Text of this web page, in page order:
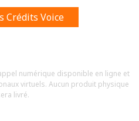
nos meilleures offres.
Crédits Voice
numérique disponible en ligne et
virtuels. Aucun produit physique
livré.